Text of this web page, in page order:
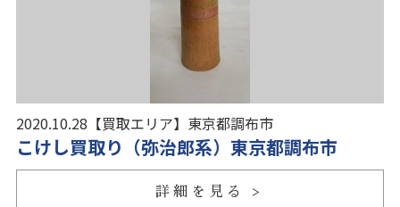
2020.10.28 【買取エリア】 東京都調布市
こけし買取り（弥治郎系）東京都調布市
詳細を見る